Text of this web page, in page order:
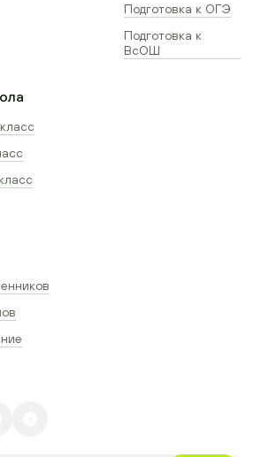
Подготовка к ОГЭ
Подготовка к
ВсОШ